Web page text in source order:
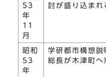
53
年
11
月
討が盛り込まれ
昭和
53
年
学研都市構想
総長が木津町へ